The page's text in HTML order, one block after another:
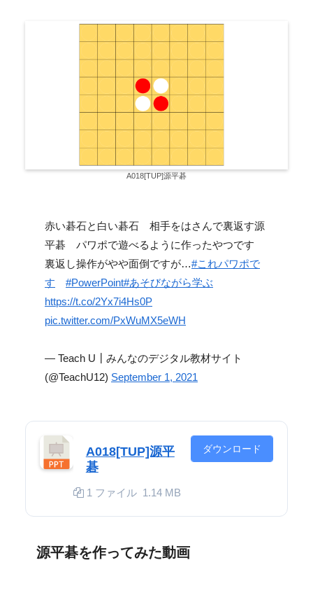
A018[TUP]源平碁
赤い碁石と白い碁石 相手をはさんで裏返す源
平碁 パワポで遊べるように作ったやつです
裏返し操作がやや面倒ですが…#これパワポで
す
#PowerPoint#あそびながら学ぶ
https://t.co/2Yx7i4Hs0P
pic.twitter.com/PxWuMX5eWH
— Teach U┃みんなのデジタル教材サイト
(@TeachU12) September 1, 2021
A018[TUP]源平
碁
1 ファイル 1.14 MB
ダウンロード
源平碁を作ってみた動画